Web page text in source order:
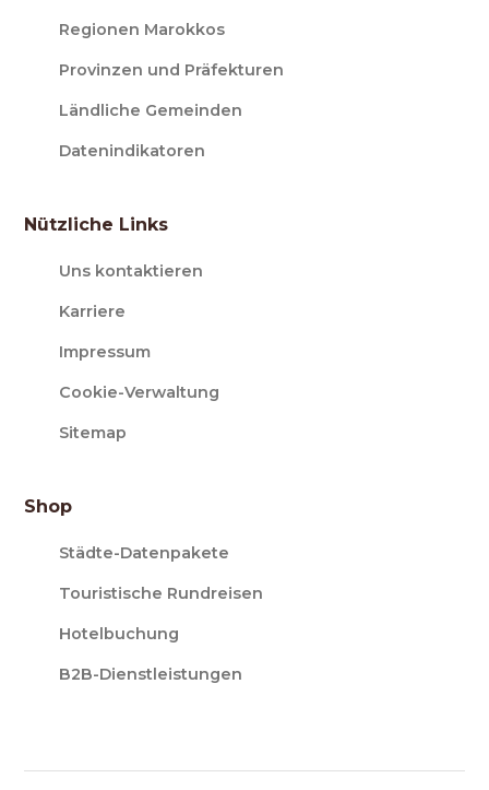
Regionen Marokkos
Provinzen und Präfekturen
Ländliche Gemeinden
Datenindikatoren
Nützliche Links
Uns kontaktieren
Karriere
Impressum
Cookie-Verwaltung
Sitemap
Shop
Städte-Datenpakete
Touristische Rundreisen
Hotelbuchung
B2B-Dienstleistungen